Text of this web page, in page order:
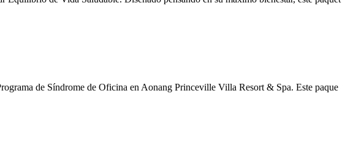
de Síndrome de Oficina en Aonang Princeville Villa Resort & Spa. Este paque